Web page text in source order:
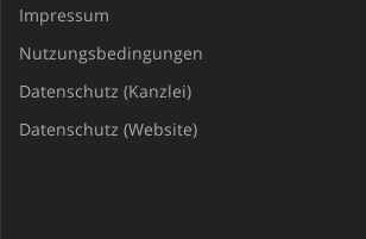
Impressum
Nutzungsbedingungen
Datenschutz (Kanzlei)
Datenschutz (Website)